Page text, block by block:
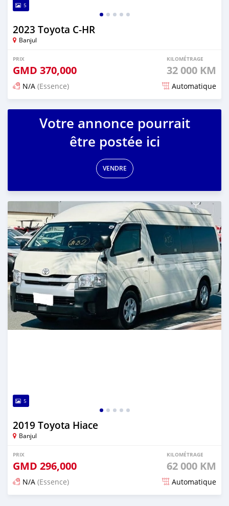
5
2023 Toyota C-HR
Banjul
PRIX
GMD 370,000
KILOMÉTRAGE
32 000 KM
N/A (Essence) Automatique
Publié il y a 15 jours
Votre annonce pourrait
être postée ici
VENDRE
5
2019 Toyota Hiace
Banjul
PRIX
GMD 296,000
KILOMÉTRAGE
62 000 KM
N/A (Essence) Automatique